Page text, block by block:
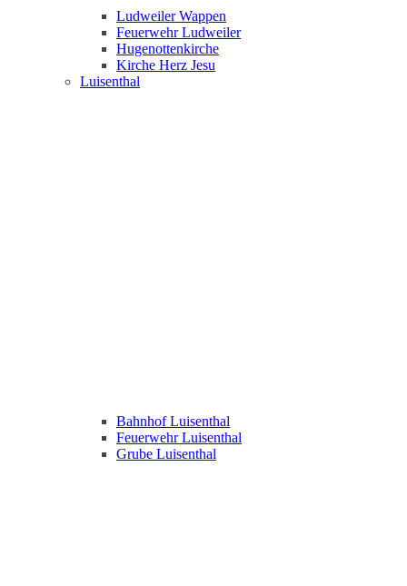
Ludweiler Wappen
Feuerwehr Ludweiler
Hugenottenkirche
Kirche Herz Jesu
Luisenthal
Bahnhof Luisenthal
Feuerwehr Luisenthal
Grube Luisenthal